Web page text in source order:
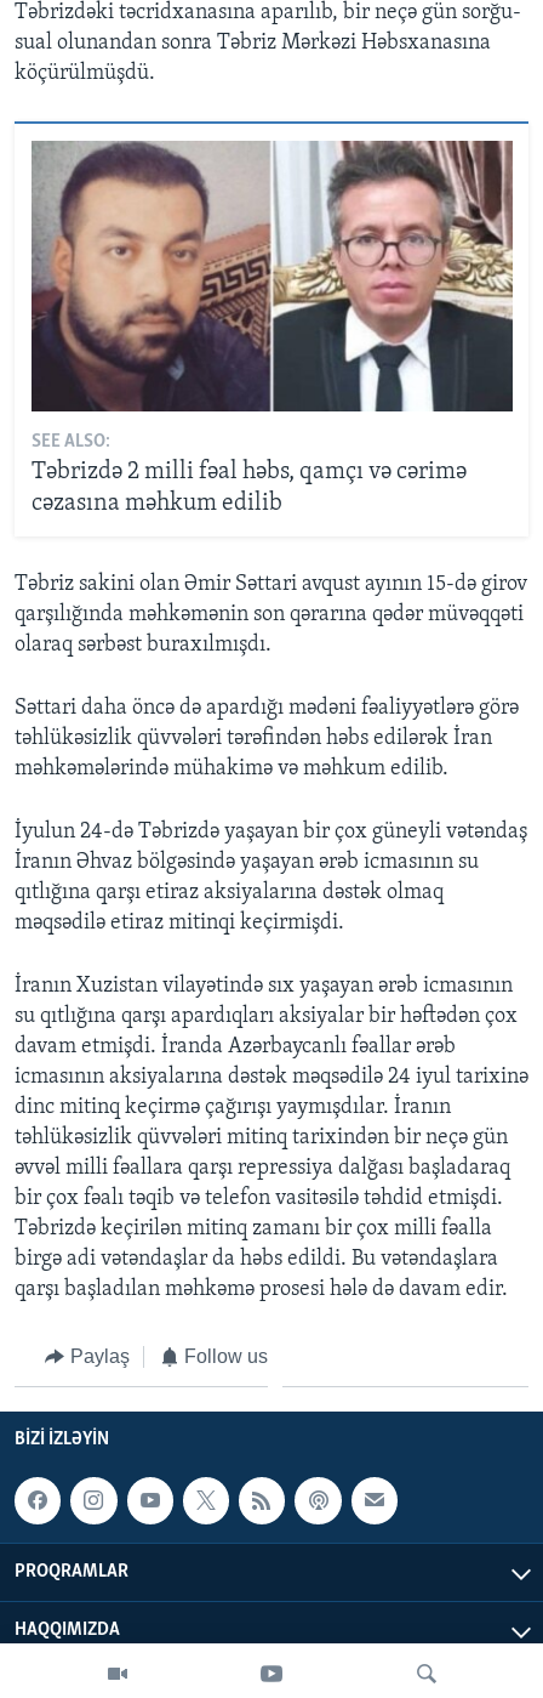
Təbrizdəki təcridxanasına aparılıb, bir neçə gün sorğu-
sual olunandan sonra Təbriz Mərkəzi Həbsxanasına
köçürülmüşdü.
SEE ALSO:
Təbrizdə 2 milli fəal həbs, qamçı və cərimə
cəzasına məhkum edilib
Təbriz sakini olan Əmir Səttari avqust ayının 15-də girov
qarşılığında məhkəmənin son qərarına qədər müvəqqəti
olaraq sərbəst buraxılmışdı.
Səttari daha öncə də apardığı mədəni fəaliyyətlərə görə
təhlükəsizlik qüvvələri tərəfindən həbs edilərək İran
məhkəmələrində mühakimə və məhkum edilib.
İyulun 24-də Təbrizdə yaşayan bir çox güneyli vətəndaş
İranın Əhvaz bölgəsində yaşayan ərəb icmasının su
qıtlığına qarşı etiraz aksiyalarına dəstək olmaq
məqsədilə etiraz mitinqi keçirmişdi.
İranın Xuzistan vilayətində sıx yaşayan ərəb icmasının
su qıtlığına qarşı apardıqları aksiyalar bir həftədən çox
davam etmişdi. İranda Azərbaycanlı fəallar ərəb
icmasının aksiyalarına dəstək məqsədilə 24 iyul tarixinə
dinc mitinq keçirmə çağırışı yaymışdılar. İranın
təhlükəsizlik qüvvələri mitinq tarixindən bir neçə gün
əvvəl milli fəallara qarşı repressiya dalğası başladaraq
bir çox fəalı təqib və telefon vasitəsilə təhdid etmişdi.
Təbrizdə keçirilən mitinq zamanı bir çox milli fəalla
birgə adi vətəndaşlar da həbs edildi. Bu vətəndaşlara
qarşı başladılan məhkəmə prosesi hələ də davam edir.
Paylaş Follow us
BIZI IZLƏYIN
PROQRAMLAR
HAQQIMIZDA